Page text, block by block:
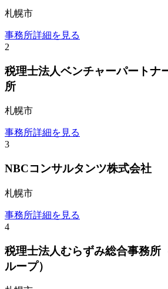
札幌市
事務所詳細を見る
2
税理士法人ベンチャーパートナ
所
札幌市
事務所詳細を見る
3
NBCコンサルタンツ株式会社
札幌市
事務所詳細を見る
4
税理士法人むらずみ総合事務所
ループ）